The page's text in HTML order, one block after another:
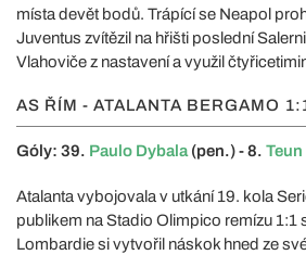
místa devět bodů. Trápící se Neapol
Juventus zvítězil na hřišti poslední
Vlahoviče z nastavení a využil
AS ŘÍM - ATALANTA BERGAMO
Góly: 39. Paulo Dybala (pen.) - 8.
Atalanta vybojovala v utkání 19. kola
publikem na Stadio Olimpico remízu 1:1
Lombardie si vytvořil náskok hned ze